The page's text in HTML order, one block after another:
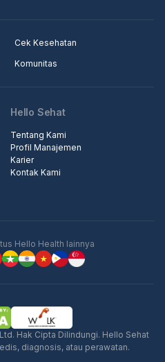
Cek Kesehatan
Komunitas
Hello Sehat
Tentang Kami
Profil Manajemen
Karier
Kontak Kami
Hello Health lainnya
Hak Cipta Dilindungi. Hello Sehat
diagnosis, atau perawatan.